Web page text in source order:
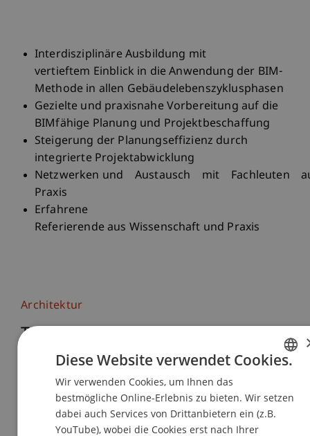
Interdisziplinäre Ausbildung mit
vertieftem Einblick in die Anwendung der BIM-
Methode in allen Gebäudelebenszyklusphasen
Gezielte und praxisnahe Vorbereitung auf die
BIMfähige Planung und Projektbeschaffung
Steigerung der Planungseffizienz durch
integrierte Projektabwicklung
Netzwerken und Austausch mit Fachleuten
Praxis
Erfahrene
Referierende aus Wissenschaft und Praxis
Architektur
Tagungen und Reihen
Seminar zum
Baustellenkoordinator
ENGLISH
Diese Website verwendet Cookies.
Wir verwenden Cookies, um Ihnen das
bestmögliche Online-Erlebnis zu bieten. Wir setzen
dabei auch Services von Drittanbietern ein (z.B.
YouTube), wobei die Cookies erst nach Ihrer